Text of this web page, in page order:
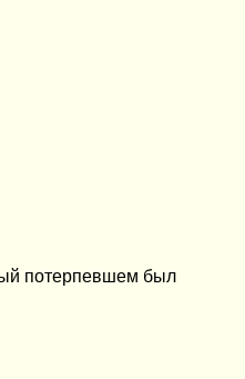
потерпевшем был